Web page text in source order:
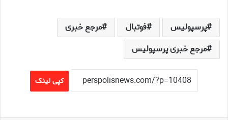
پرسپولیس فوتبال
مرجع خبری
مرجع خبری پرسپولیس
کپی لینک